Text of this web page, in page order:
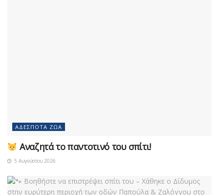
ΑΔΈΣΠΟΤΑ ΖΏΑ
Αναζητά το παντοτινό του σπίτι!
5 Αυγούστου 2026